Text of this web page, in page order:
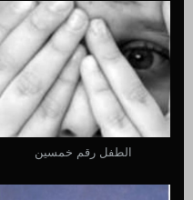
الطفل رقم خمسين